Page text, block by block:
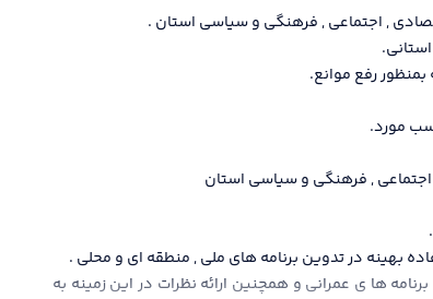
, اجتماعی , فرهنگی و سياسی استان .
رفع موانع.
مورد.
اجتماعی , فرهنگی و سياسی استان
بهينه در تدوين برنامه های ملی , منطقه ای و محلی .
ها ی عمرانی و همچنين ارائه نظرات در اين زمينه به